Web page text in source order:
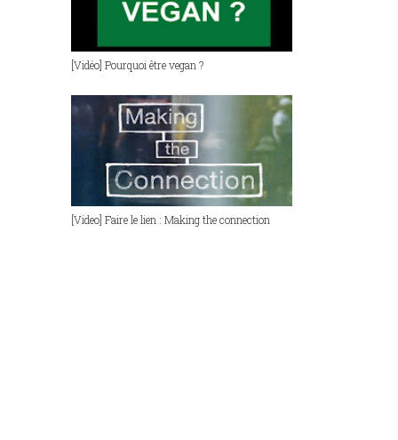
[Vidéo] Pourquoi être vegan ?
[Video] Faire le lien : Making the connection